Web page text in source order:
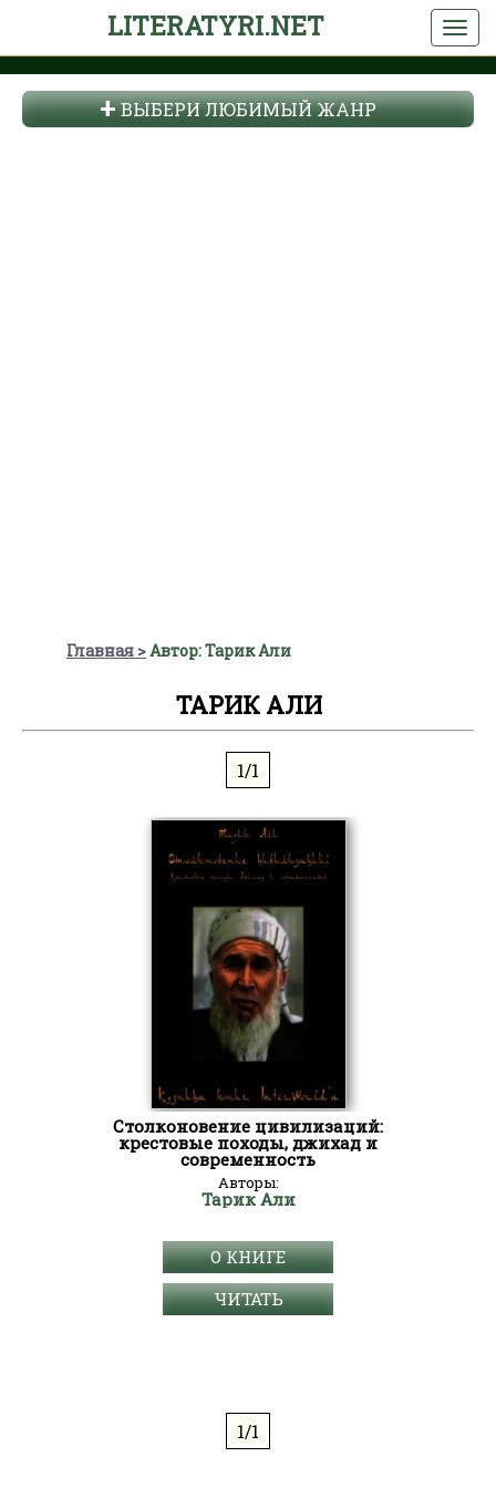
LITERATYRI.NET
ВЫБЕРИ ЛЮБИМЫЙ ЖАНР
Главная Автор: Тарик Али
ТАРИК АЛИ
1/1
Столконовение цивилизаций:
крестовые походы, джихад и
современность
Авторы:
Тарик Али
О КНИГЕ
ЧИТАТЬ
1/1